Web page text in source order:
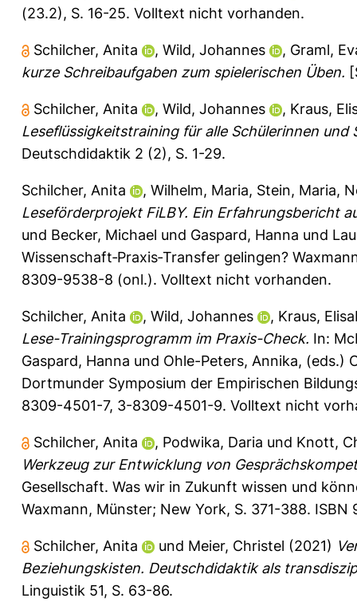
(23.2), S. 16-25. Volltext nicht vorhanden.
Schilcher, Anita , Wild, Johannes , Graml,
kurze Schreibaufgaben zum spielerischen Üben.
Schilcher, Anita , Wild, Johannes , Kraus,
Leseflüssigkeitstraining für alle Schülerinnen und
Deutschdidaktik 2 (2), S. 1-29.
Schilcher, Anita , Wilhelm, Maria, Stein, Maria,
Leseförderprojekt FiLBY. Ein Erfahrungsbericht
und Becker, Michael und Gaspard, Hanna und
Wissenschaft‐Praxis‐Transfer gelingen?
8309-9538-8 (onl.). Volltext nicht vorhanden.
Schilcher, Anita , Wild, Johannes , Kraus,
Lese-Trainingsprogramm im Praxis-Check. In:
Gaspard, Hanna und Ohle-Peters, Annika, (eds.)
Dortmunder Symposium der Empirischen
8309-4501-7, 3-8309-4501-9. Volltext nicht
Schilcher, Anita , Podwika, Daria und Knott,
Werkzeug zur Entwicklung von
Gesellschaft. Was wir in Zukunft wissen und
Waxmann, Münster; New York, S. 371-388.
Schilcher, Anita und Meier, Christel (2021)
Beziehungskisten. Deutschdidaktik als
Linguistik 51, S. 63-86.